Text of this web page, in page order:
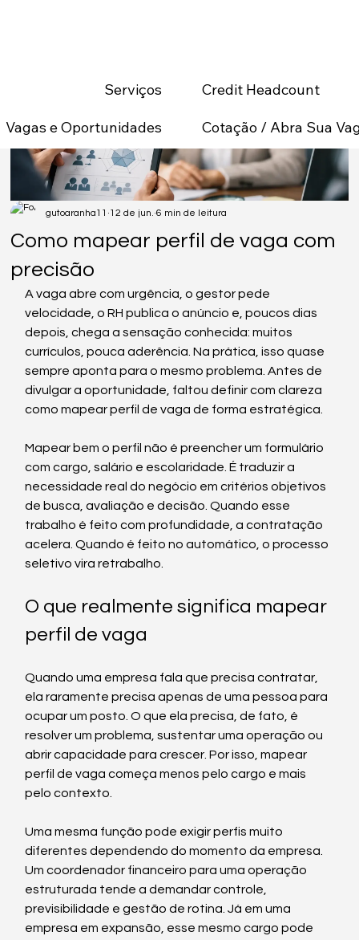
Serviços
Vagas e Oportunidades
Credit Headcount
Cotação / Abra Sua
Como mapear perfil de vaga com
precisão
gutoaranha11 12 de jun. 6 min de leitura
A vaga abre com urgência, o gestor pede
velocidade, o RH publica o anúncio e, poucos dias
depois, chega a sensação conhecida: muitos
currículos, pouca aderência. Na prática, isso quase
sempre aponta para o mesmo problema. Antes de
divulgar a oportunidade, faltou definir com clareza
como mapear perfil de vaga de forma estratégica.
Mapear bem o perfil não é preencher um formulário
com cargo, salário e escolaridade. É traduzir a
necessidade real do negócio em critérios objetivos
de busca, avaliação e decisão. Quando esse
trabalho é feito com profundidade, a contratação
acelera. Quando é feito no automático, o processo
seletivo vira retrabalho.
O que realmente significa mapear
perfil de vaga
Quando uma empresa fala que precisa contratar,
ela raramente precisa apenas de uma pessoa para
ocupar um posto. O que ela precisa, de fato, é
resolver um problema, sustentar uma operação ou
abrir capacidade para crescer. Por isso, mapear
perfil de vaga começa menos pelo cargo e mais
pelo contexto.
Uma mesma função pode exigir perfis muito
diferentes dependendo do momento da empresa.
Um coordenador financeiro para uma operação
estruturada tende a demandar controle,
previsibilidade e gestão de rotina. Já em uma
empresa em expansão, esse mesmo cargo pode